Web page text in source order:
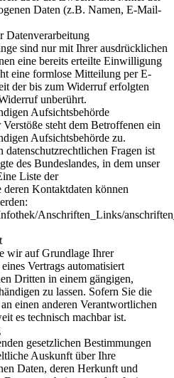
Daten (z.B. Namen, E-Mail-
sind nur mit Ihrer ausdrücklichen
eine bereits erteilte Einwilligung
eine formlose Mitteilung per E-
der bis zum Widerruf erfolgten
unberührt.
Aufsichtsbehörde
steht dem Betroffenen ein
Aufsichtsbehörde zu.
Fragen ist
des Bundeslandes, in dem unser
Liste der
Kontaktdaten können
Anschriften_Links/
wir auf Grundlage Ihrer
Vertrags automatisiert
Dritten in einem gängigen,
zu lassen. Sofern Sie die
einen anderen Verantwortlichen
es technisch machbar ist.
gesetzlichen Bestimmungen
Auskunft über Ihre
Daten, deren Herkunft und